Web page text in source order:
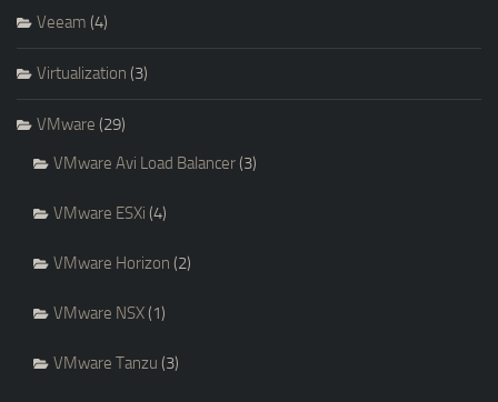
Veeam (4)
Virtualization (3)
VMware (29)
VMware Avi Load Balancer(3)
VMware ESXi (4)
VMware Horizon (2)
VMware NSX(1)
VMware Tanzu (3)